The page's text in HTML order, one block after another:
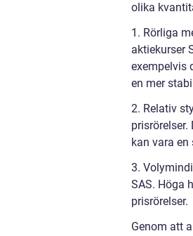
olika
1. Rörliga
aktiekurser
exempelvis
en mer
2. Relativ
kan vara
3.
SAS. Höga
prisrörelser.
Genom att